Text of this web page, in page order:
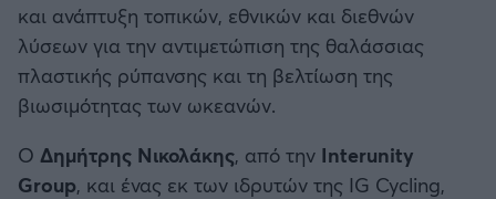
και ανάπτυξη τοπικών, εθνικών και διεθνών
λύσεων για την αντιμετώπιση της θαλάσσιας
πλαστικής ρύπανσης και τη βελτίωση της
βιωσιμότητας των ωκεανών.
Ο Δημήτρης Νικολάκης, από την Interunity
Group, και ένας εκ των ιδρυτών της IG Cycling,